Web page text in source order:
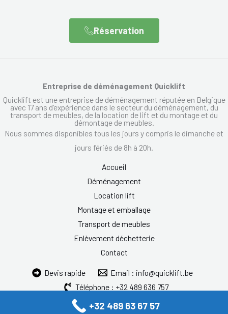
Réservation
Entreprise de déménagement Quicklift
Quicklift est une entreprise de déménagement réputée en Belgique
avec 17 ans d’expérience dans le secteur du déménagement, du
transport de meubles, de la location de lift et du montage et du
démontage de meubles.
Nous sommes disponibles tous les jours y compris le dimanche et
jours fériés de 8h à 20h.
Accueil
Déménagement
Location lift
Montage et emballage
Transport de meubles
Enlèvement déchetterie
Contact
Devis rapide
Email : info@quicklift.be
Téléphone : +32 489 636 757
+32 489 63 67 57